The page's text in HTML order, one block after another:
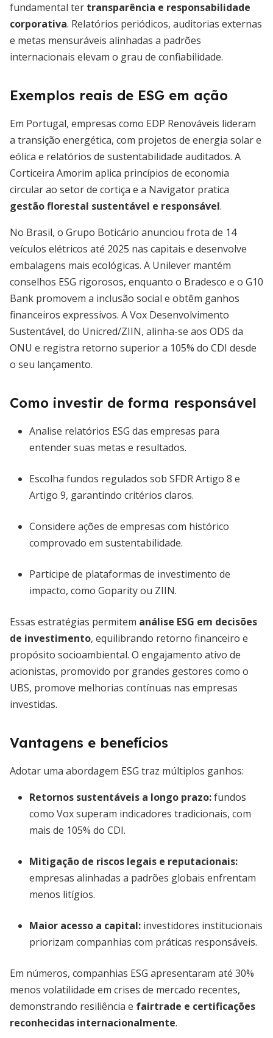
fundamental ter transparência e responsabilidade
corporativa. Relatórios periódicos, auditorias externas
e metas mensuráveis alinhadas a padrões
internacionais elevam o grau de confiabilidade.
Exemplos reais de ESG em ação
Em Portugal, empresas como EDP Renováveis lideram
a transição energética, com projetos de energia solar e
eólica e relatórios de sustentabilidade auditados. A
Corticeira Amorim aplica princípios de economia
circular ao setor de cortiça e a Navigator pratica
gestão florestal sustentável e responsável.
No Brasil, o Grupo Boticário anunciou frota de 14
veículos elétricos até 2025 nas capitais e desenvolve
embalagens mais ecológicas. A Unilever mantém
conselhos ESG rigorosos, enquanto o Bradesco e o G10
Bank promovem a inclusão social e obtêm ganhos
financeiros expressivos. A Vox Desenvolvimento
Sustentável, do Unicred/ZIIN, alinha-se aos ODS da
ONU e registra retorno superior a 105% do CDI desde
o seu lançamento.
Como investir de forma responsável
Analise relatórios ESG das empresas para
entender suas metas e resultados.
Escolha fundos regulados sob SFDR Artigo 8 e
Artigo 9, garantindo critérios claros.
Considere ações de empresas com histórico
comprovado em sustentabilidade.
Participe de plataformas de investimento de
impacto, como Goparity ou ZIIN.
Essas estratégias permitem análise ESG em decisões
de investimento, equilibrando retorno financeiro e
propósito socioambiental. O engajamento ativo de
acionistas, promovido por grandes gestores como o
UBS, promove melhorias contínuas nas empresas
investidas.
Vantagens e benefícios
Adotar uma abordagem ESG traz múltiplos ganhos:
Retornos sustentáveis a longo prazo:fundos
como Vox superam indicadores tradicionais, com
mais de 105% do CDI.
Mitigação de riscos legais e reputacionais:
empresas alinhadas a padrões globais enfrentam
menos litígios.
Maior acesso a capital: investidores institucionais
priorizam companhias com práticas responsáveis.
Em números, companhias ESG apresentaram até 30%
menos volatilidade em crises de mercado recentes,
demonstrando resiliência e fairtrade e certificações
reconhecidas internacionalmente.